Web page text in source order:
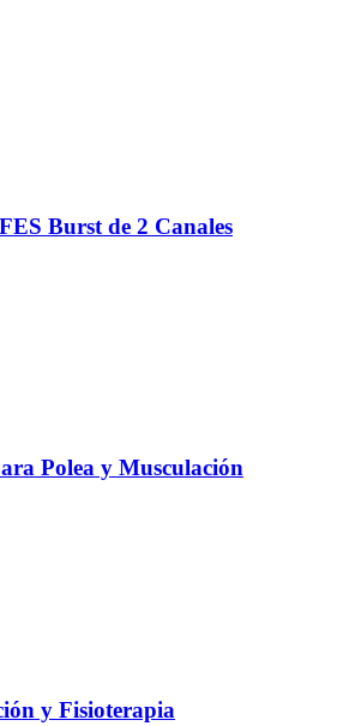
Burst de 2 Canales
Polea y Musculación
y Fisioterapia